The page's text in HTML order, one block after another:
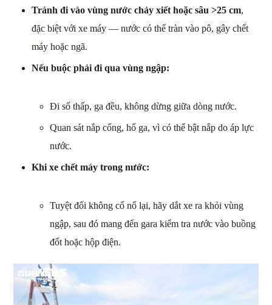
Tránh đi vào vùng nước chảy xiết hoặc sâu >25 cm,
đặc biệt với xe máy — nước có thể tràn vào pô, gây chết
máy hoặc ngã.
Nếu buộc phải đi qua vùng ngập:
Đi số thấp, ga đều, không dừng giữa dòng nước.
Quan sát nắp cống, hố ga, vì có thể bật nắp do áp lực
nước.
Khi xe chết máy trong nước:
Tuyệt đối không cố nổ lại, hãy dắt xe ra khỏi vùng
ngập, sau đó mang đến gara kiểm tra nước vào buồng
đốt hoặc hộp điện.